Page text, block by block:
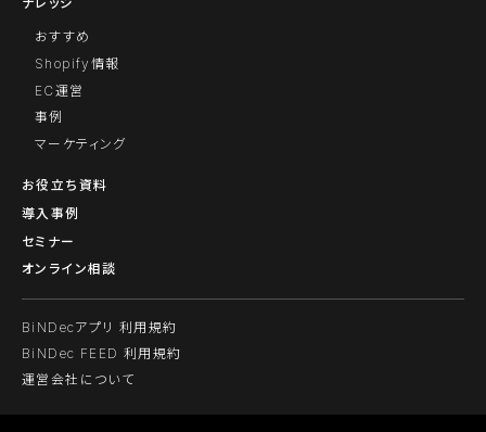
おすすめ
Shopify情報
EC運営
事例
マーケティング
お役立ち資料
導入事例
セミナー
オンライン相談
BiNDecアプリ 利用規約
BiNDec FEED 利用規約
運営会社について